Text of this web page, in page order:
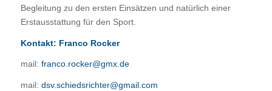
Begleitung zu den ersten Einsätzen und natürlich einer
Erstausstattung für den Sport.
Kontakt: Franco Rocker
mail: franco.rocker@gmx.de
mail: dsv.schiedsrichter@gmail.com